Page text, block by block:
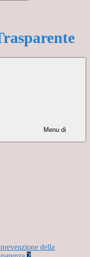
Menu di
della